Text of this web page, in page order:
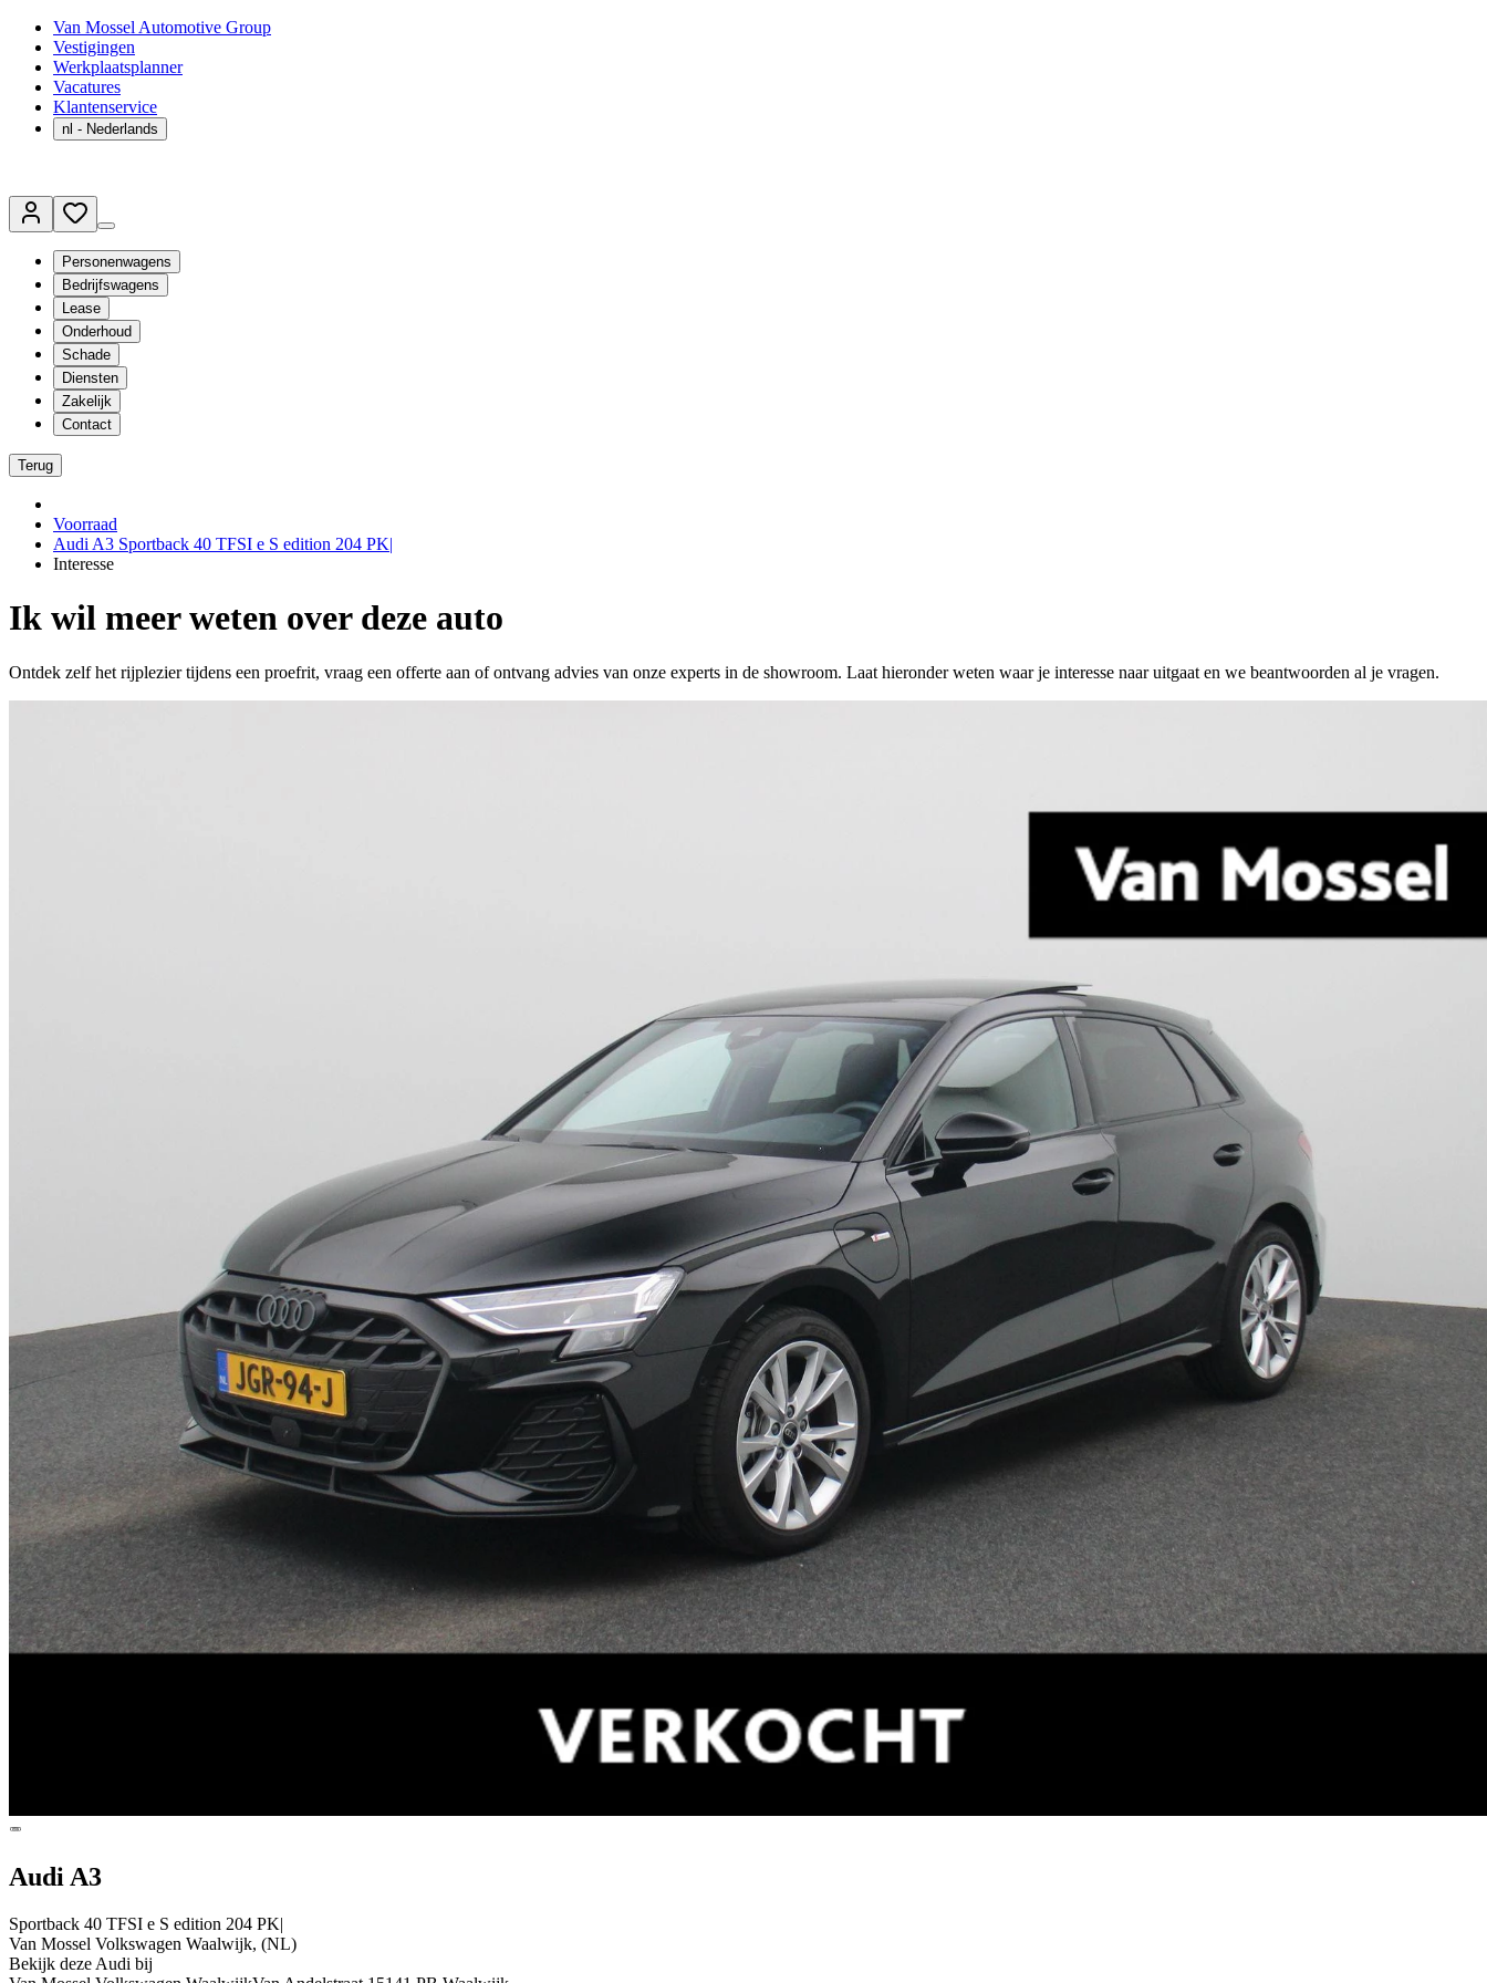
Van Mossel Automotive Group
Vestigingen
Werkplaatsplanner
Vacatures
Klantenservice
nl - Nederlands
Personenwagens
Bedrijfswagens
Lease
Onderhoud
Schade
Diensten
Zakelijk
Contact
Terug
Voorraad
Audi A3 Sportback 40 TFSI e S edition 204 PK|
Interesse
Ik wil meer weten over deze auto
Ontdek zelf het rijplezier tijdens een proefrit, vraag een offerte aan of ontvang advies van onze experts in de showroom. Laat hieronder weten waar je interesse naar uitgaat en we beantwoorden al je vragen.
Audi A3
Sportback 40 TFSI e S edition 204 PK|
Van Mossel Volkswagen Waalwijk, (NL)
Bekijk deze Audi bij